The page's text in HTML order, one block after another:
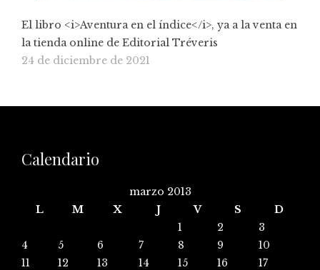
El libro <i>Aventura en el índice</i>, ya a la venta en
la tienda online de Editorial Tréveris
24 de diciembre de 2021
Calendario
marzo 2013
L
M X J V S
D
1
2
3
4
5 6 7 8 9
10
11
12 13 14 15 16
17